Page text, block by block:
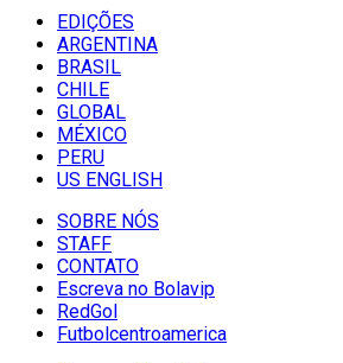
EDIÇÕES
ARGENTINA
BRASIL
CHILE
GLOBAL
MÉXICO
PERU
US ENGLISH
SOBRE NÓS
STAFF
CONTATO
Escreva no Bolavip
RedGol
Futbolcentroamerica